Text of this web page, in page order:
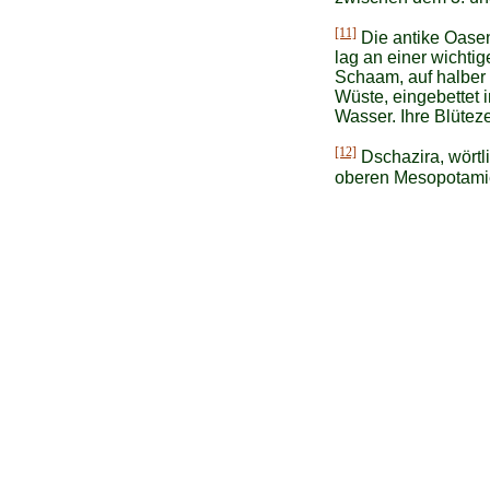
[11] Die antike
lag an einer
Schaam, auf
Wüste, eingebettet
Wasser. Ihre
[12] Dschazira,
oberen